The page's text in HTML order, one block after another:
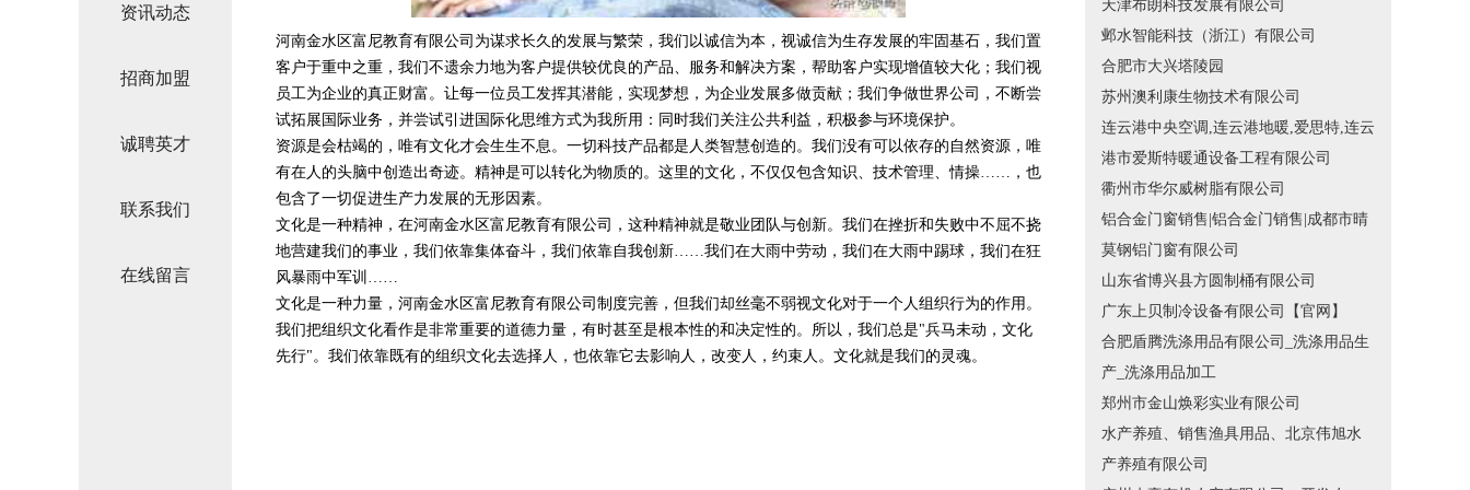
资讯动态
招商加盟
诚聘英才
联系我们
在线留言
河南金水区富尼教育有限公司为谋求长久的发展与繁荣，我们以诚信为本，视诚信为生存发展的牢固基石，我们置
客户于重中之重，我们不遗余力地为客户提供较优良的产品、服务和解决方案，帮助客户实现增值较大化；我们视
员工为企业的真正财富。让每一位员工发挥其潜能，实现梦想，为企业发展多做贡献；我们争做世界公司，不断尝
试拓展国际业务，并尝试引进国际化思维方式为我所用：同时我们关注公共利益，积极参与环境保护。
资源是会枯竭的，唯有文化才会生生不息。一切科技产品都是人类智慧创造的。我们没有可以依存的自然资源，唯
有在人的头脑中创造出奇迹。精神是可以转化为物质的。这里的文化，不仅仅包含知识、技术管理、情操……，也
包含了一切促进生产力发展的无形因素。
文化是一种精神，在河南金水区富尼教育有限公司，这种精神就是敬业团队与创新。我们在挫折和失败中不屈不挠
地营建我们的事业，我们依靠集体奋斗，我们依靠自我创新……我们在大雨中劳动，我们在大雨中踢球，我们在狂
风暴雨中军训……
文化是一种力量，河南金水区富尼教育有限公司制度完善，但我们却丝毫不弱视文化对于一个人组织行为的作用。
我们把组织文化看作是非常重要的道德力量，有时甚至是根本性的和决定性的。所以，我们总是"兵马未动，文化
先行"。我们依靠既有的组织文化去选择人，也依靠它去影响人，改变人，约束人。文化就是我们的灵魂。
天津布朗科技发展有限公司
邺水智能科技（浙江）有限公司
合肥市大兴塔陵园
苏州澳利康生物技术有限公司
连云港中央空调,连云港地暖,爱思特,连云
港市爱斯特暖通设备工程有限公司
衢州市华尔威树脂有限公司
铝合金门窗销售|铝合金门销售|成都市晴
莫钢铝门窗有限公司
山东省博兴县方圆制桶有限公司
广东上贝制冷设备有限公司【官网】
合肥盾腾洗涤用品有限公司_洗涤用品生
产_洗涤用品加工
郑州市金山焕彩实业有限公司
水产养殖、销售渔具用品、北京伟旭水
产养殖有限公司